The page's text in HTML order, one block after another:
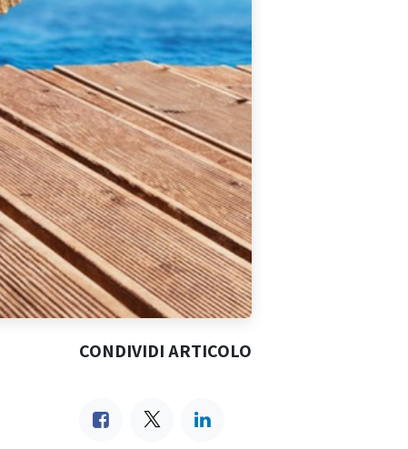
CONDIVIDI ARTICOLO